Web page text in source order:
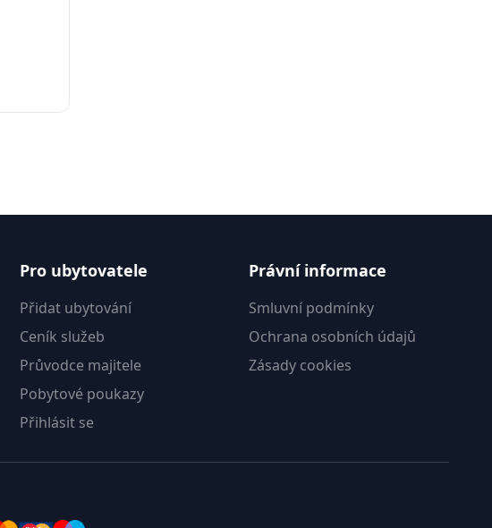
Pro ubytovatele
Přidat ubytování
Ceník služeb
Průvodce majitele
Pobytové poukazy
Přihlásit se
Právní informace
Smluvní podmínky
Ochrana osobních údajů
Zásady cookies